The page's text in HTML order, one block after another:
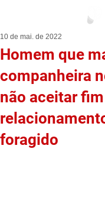
Homem que
companheira
não aceitar
foragido
10 de mai. de 2022